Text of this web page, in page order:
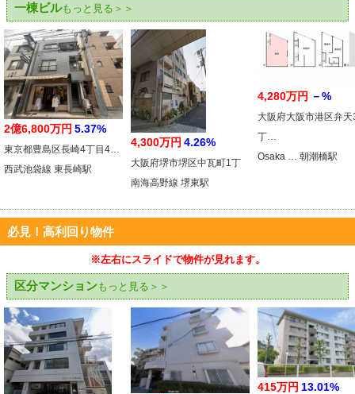
一棟ビルもっと見る＞＞
2億6,800万円 5.37%
東京都豊島区長崎4丁目4…
西武池袋線 東長崎駅
4,300万円 4.26%
大阪府堺市堺区中瓦町1丁
南海高野線 堺東駅
4,280万円 －%
大阪府大阪市港区弁天
丁…
Osaka … 朝潮橋駅
必見！高利回り物件
※左右にスライドで物件が見れます。
区分マンションもっと見る＞＞
415万円 13.01%